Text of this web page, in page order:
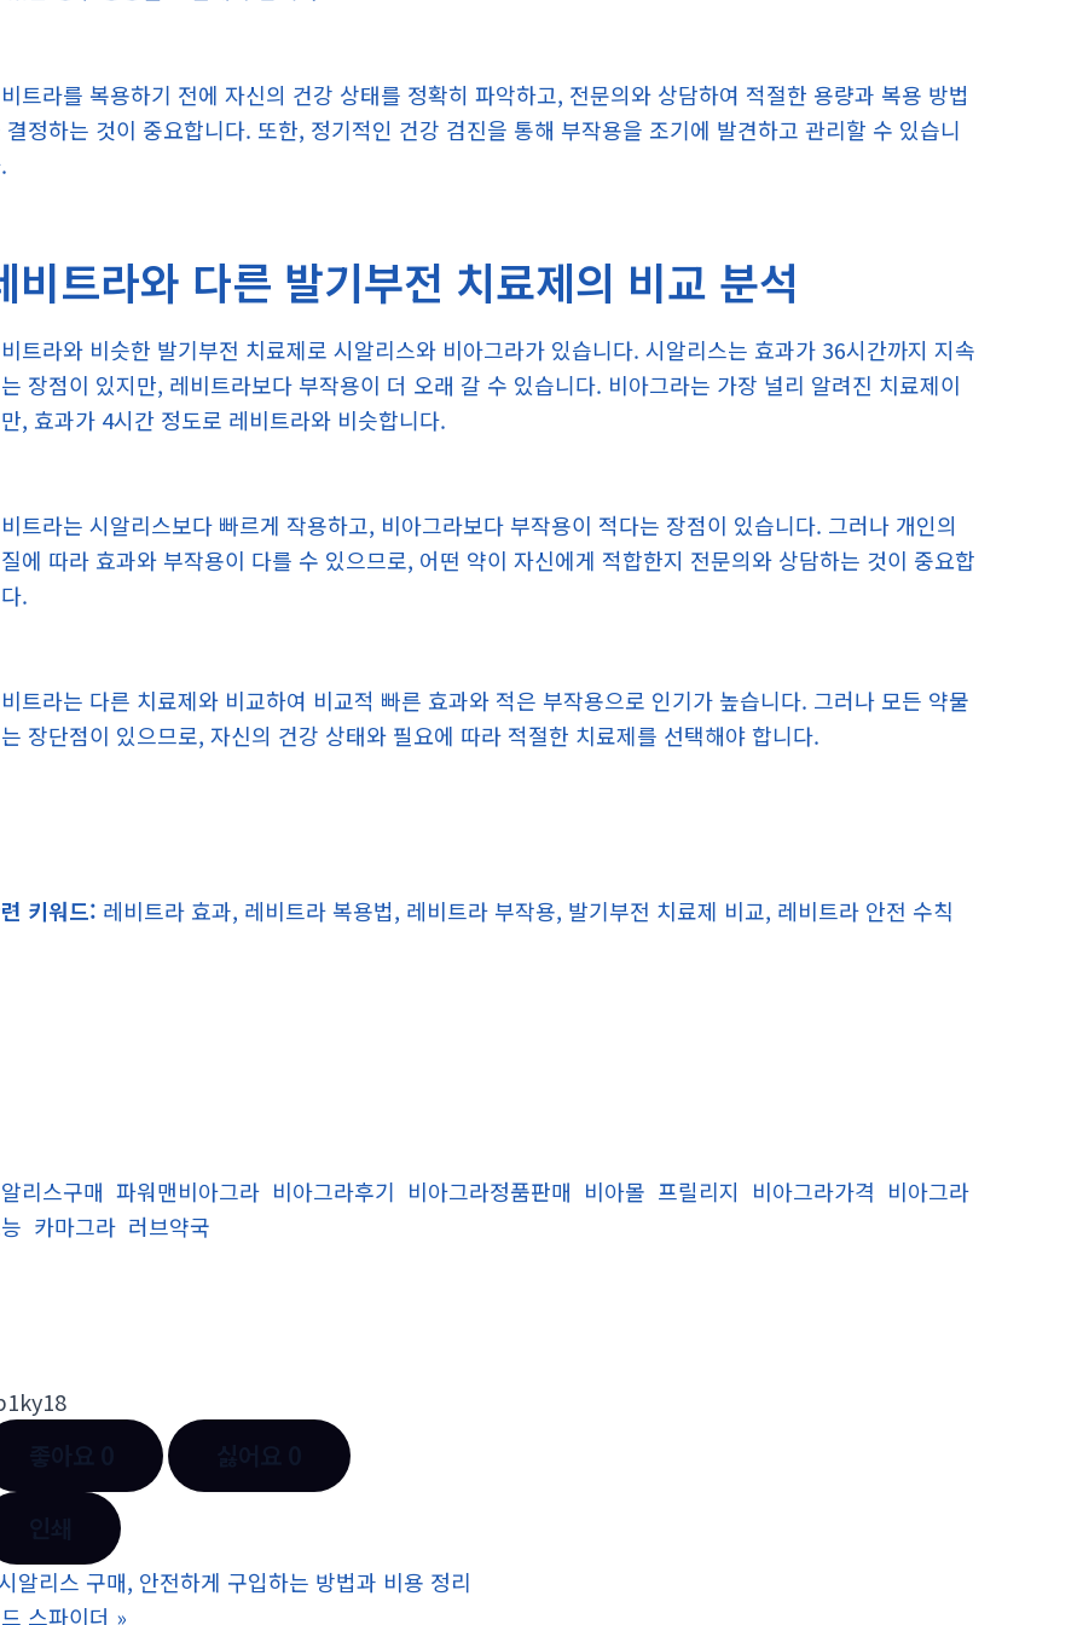
트라를 복용하기 전에 자신의 건강 상태를 정확히 파악하고, 전문의와 상담하여 적절한 용량과 복용 방법
결정하는 것이 중요합니다. 또한, 정기적인 건강 검진을 통해 부작용을 조기에 발견하고 관리할 수 있습니
비트라와 다른 발기부전 치료제의 비교 분석
트라와 비슷한 발기부전 치료제로 시알리스와 비아그라가 있습니다. 시알리스는 효과가 36시간까지 지속
장점이 있지만, 레비트라보다 부작용이 더 오래 갈 수 있습니다. 비아그라는 가장 널리 알려진 치료제이
, 효과가 4시간 정도로 레비트라와 비슷합니다.
트라는 시알리스보다 빠르게 작용하고, 비아그라보다 부작용이 적다는 장점이 있습니다. 그러나 개인의
에 따라 효과와 부작용이 다를 수 있으므로, 어떤 약이 자신에게 적합한지 전문의와 상담하는 것이 중요합
.
트라는 다른 치료제와 비교하여 비교적 빠른 효과와 적은 부작용으로 인기가 높습니다. 그러나 모든 약물
장단점이 있으므로, 자신의 건강 상태와 필요에 따라 적절한 치료제를 선택해야 합니다.
키워드: 레비트라 효과, 레비트라 복용법, 레비트라 부작용, 발기부전 치료제 비교, 레비트라 안전 수칙
리스구매 파워맨비아그라 비아그라후기 비아그라정품판매 비아몰 프릴리지 비아그라가격 비아그라
카마그라 러브약국
알리스 구매, 안전하게 구입하는 방법과 비용 정리
스파이더 »